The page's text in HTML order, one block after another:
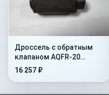
Дроссель с обратным
клапаном AQFR-20
(регулятор расхода
16 257 ₽